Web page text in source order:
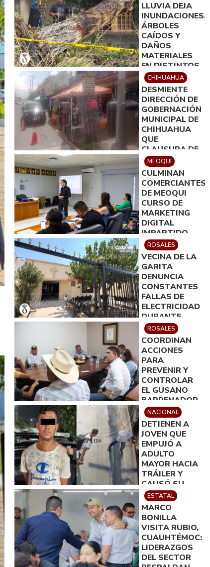
LLUVIA DEJA
INUNDACIONES,
ÁRBOLES
CAÍDOS Y
DAÑOS
MATERIALES
EN DISTINTOS
PUNTOS DE
DELICIAS
CHIHUAHUA
DESMIENTE
DIRECCIÓN DE
GOBERNACIÓN
MUNICIPAL DE
CHIHUAHUA
QUE
CLAUSURA DE
RESPONDIERA
A MOTIVOS
POLÍTICOS
MEOQUI
CULMINAN
COMERCIANTES
DE MEOQUI
CURSO DE
MARKETING
DIGITAL
IMPARTIDO
POR ICATECH
ROSALES
VECINA DE LA
GARITA
DENUNCIA
CONSTANTES
FALLAS DE
ELECTRICIDAD
DURANTE
VELACIÓN
ROSALES
COORDINAN
ACCIONES
PARA
PREVENIR Y
CONTROLAR
EL GUSANO
BARRENADOR
EN ROSALES
NACIONAL
DETIENEN A
JOVEN QUE
EMPUJÓ A
ADULTO
MAYOR HACIA
TRÁILER Y
CAUSÓ SU
MUERTE EN
MONTERREY
ESTATAL
MARCO
BONILLA
VISITA RUBIO,
CUAUHTÉMOC:
LIDERAZGOS
DEL SECTOR